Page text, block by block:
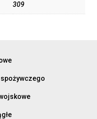
309
spożywczego